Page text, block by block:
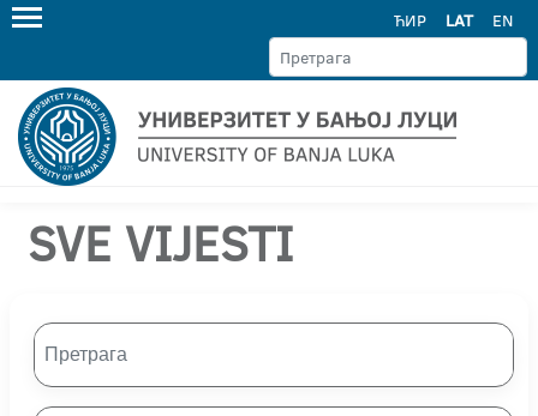
ЋИР LAT EN
SVE VIJESTI